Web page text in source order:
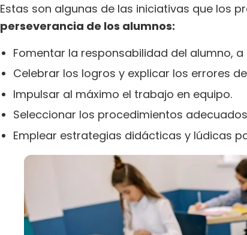
Estas son algunas de las iniciativas que los
perseverancia de los alumnos:
Fomentar la responsabilidad del alumno,
Celebrar los logros y explicar los errores
Impulsar al máximo el trabajo en equipo.
Seleccionar los procedimientos
Emplear estrategias didácticas y lúdicas